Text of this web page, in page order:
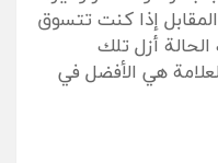
إذا كنت تتسوق
أزل تلك
هي الأفضل في